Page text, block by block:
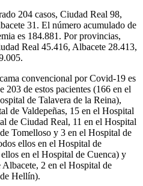
204 casos, Ciudad Real 98,
31. El número acumulado de
es 184.881. Por provincias,
Real 45.416, Albacete 28.413,
convencional por Covid-19 es
de estos pacientes (166 en el
de Talavera de la Reina),
de Valdepeñas, 15 en el Hospital
de Ciudad Real, 11 en el Hospital
Tomelloso y 3 en el Hospital de
ellos en el Hospital de
en el Hospital de Cuenca) y
2 en el Hospital de
Hellín).